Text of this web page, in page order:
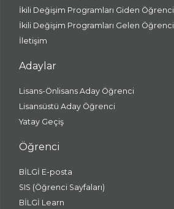
İkili Değişim Programları Giden Öğrenci
İkili Değişim Programları Gelen Öğrenci
İletişim
Adaylar
Lisans-Önlisans Aday Öğrenci
Lisansüstü Aday Öğrenci
Yatay Geçiş
Öğrenci
BİLGİ E-posta
SIS (Öğrenci Sayfaları)
BİLGİ Learn